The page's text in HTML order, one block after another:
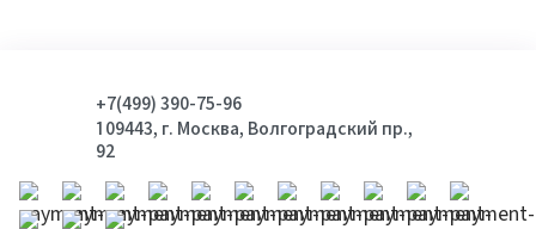
+7(499) 390-75-96
109443, г. Москва, Волгоградский пр.,
92